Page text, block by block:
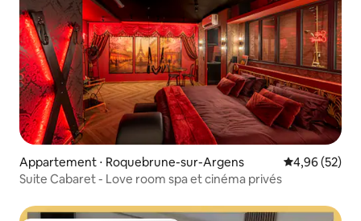
Appartement ⋅ Roquebrune-sur-Argens Évaluation
4,96 (52)
Suite Cabaret - Love room spa et cinéma privés